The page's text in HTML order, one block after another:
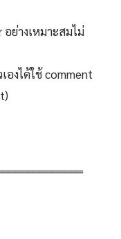
ย่างเหมาะสมไม่
งได้ใช้ comment